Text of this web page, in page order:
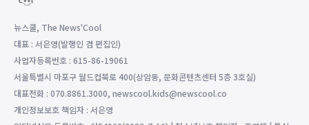
뉴스쿨, The News'Cool
대표 : 서은영(발행인 겸 편집인)
사업자등록번호 : 615-86-19061
서울특별시 마포구 월드컵북로 400(상암동, 문화콘텐츠센터 5층 3호실)
대표전화 : 070.8861.3000, newscool.kids@newscool.co
개인정보보호 책임자 : 서은영